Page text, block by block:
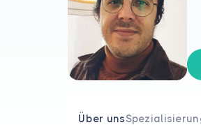
Über uns